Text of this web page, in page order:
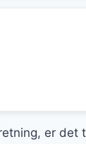
er det